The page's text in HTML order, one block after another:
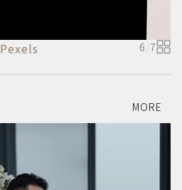
Pexels 6/7
MORE